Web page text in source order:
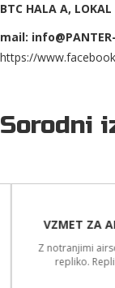
BTC HALA A,
mail:
https://
Sorodni
VZMET ZA
Z notranjimi
repliko.